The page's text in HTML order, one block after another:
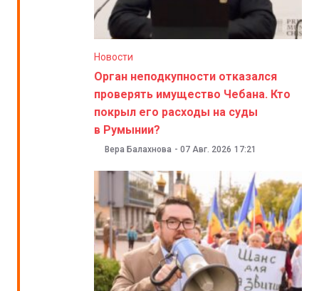
Новости
Орган неподкупности отказался
проверять имущество Чебана. Кто
покрыл его расходы на суды
в Румынии?
Вера Балахнова - 07 Авг. 2026 17:21